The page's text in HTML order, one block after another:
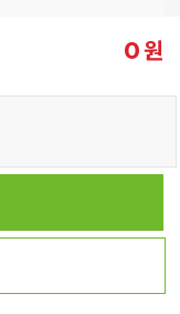
0원